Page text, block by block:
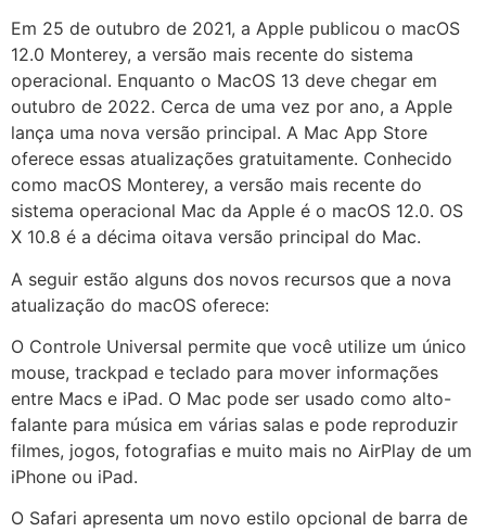
Em 25 de outubro de 2021, a Apple publicou o macOS
12.0 Monterey, a versão mais recente do sistema
operacional. Enquanto o MacOS 13 deve chegar em
outubro de 2022. Cerca de uma vez por ano, a Apple
lança uma nova versão principal. A Mac App Store
oferece essas atualizações gratuitamente. Conhecido
como macOS Monterey, a versão mais recente do
sistema operacional Mac da Apple é o macOS 12.0. OS
X 10.8 é a décima oitava versão principal do Mac.
A seguir estão alguns dos novos recursos que a nova
atualização do macOS oferece:
O Controle Universal permite que você utilize um único
mouse, trackpad e teclado para mover informações
entre Macs e iPad. O Mac pode ser usado como alto-
falante para música em várias salas e pode reproduzir
filmes, jogos, fotografias e muito mais no AirPlay de um
iPhone ou iPad.
O Safari apresenta um novo estilo opcional de barra de